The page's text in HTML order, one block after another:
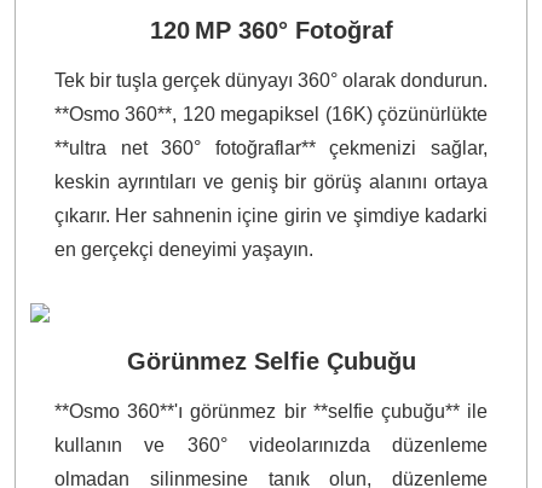
120 MP 360° Fotoğraf
Tek bir tuşla gerçek dünyayı 360° olarak dondurun.
**Osmo 360**, 120 megapiksel (16K) çözünürlükte
**ultra net 360° fotoğraflar** çekmenizi sağlar,
keskin ayrıntıları ve geniş bir görüş alanını ortaya
çıkarır. Her sahnenin içine girin ve şimdiye kadarki
en gerçekçi deneyimi yaşayın.
Görünmez Selfie Çubuğu
**Osmo 360**'ı görünmez bir **selfie çubuğu** ile
kullanın ve 360° videolarınızda düzenleme
olmadan silinmesine tanık olun, düzenleme